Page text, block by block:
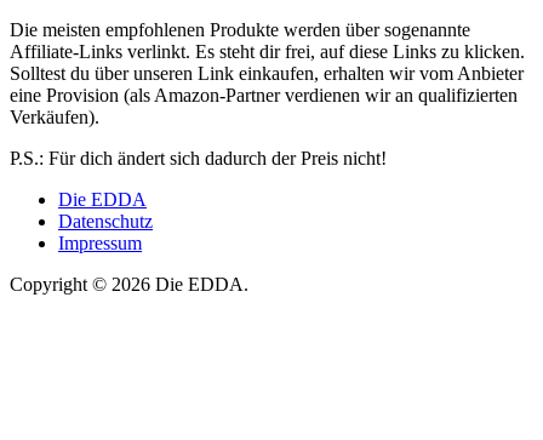
Die meisten empfohlenen Produkte werden über sogenannte
Affiliate-Links verlinkt. Es steht dir frei, auf diese Links zu klicken.
Solltest du über unseren Link einkaufen, erhalten wir vom Anbieter
eine Provision (als Amazon-Partner verdienen wir an qualifizierten
Verkäufen).
P.S.: Für dich ändert sich dadurch der Preis nicht!
Die EDDA
Datenschutz
Impressum
Copyright © 2026 Die EDDA.